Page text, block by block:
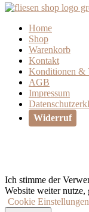
Home
Shop
Warenkorb
Kontakt
Konditionen &
AGB
Impressum
Widerruf
Ich stimme der
Website weiter
Cookie Einstellungen